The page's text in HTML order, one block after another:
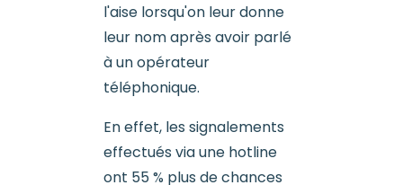
l'aise lorsqu'on leur donne
leur nom après avoir parlé
à un opérateur
téléphonique.
En effet, les signalements
effectués via une hotline
ont 55 % plus de chances